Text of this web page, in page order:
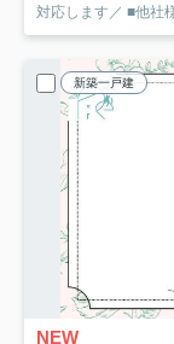
対応します／ ■他社
新築一戸建
NEW